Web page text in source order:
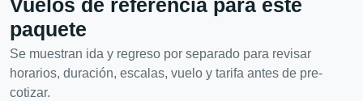
paquete
Se muestran ida y regreso por separado para revisar
horarios, duración, escalas, vuelo y tarifa antes de pre-
cotizar.